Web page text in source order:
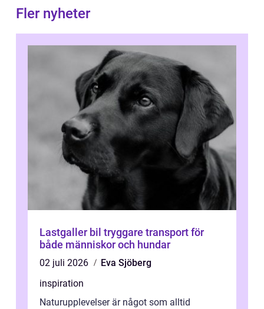
Fler nyheter
Lastgaller bil tryggare transport för
både människor och hundar
02 juli 2026
Eva Sjöberg
inspiration
Naturupplevelser är något som alltid